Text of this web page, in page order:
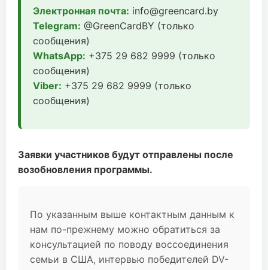
Электронная почта: info@greencard.by
Telegram: @GreenCardBY (только
сообщения)
WhatsApp: +375 29 682 9999 (только
сообщения)
Viber: +375 29 682 9999 (только
сообщения)
Заявки участников будут отправлены после
возобновления программы.
По указанным выше контактным данным к
нам по-прежнему можно обратиться за
консультацией по поводу воссоединения
семьи в США, интервью победителей DV-